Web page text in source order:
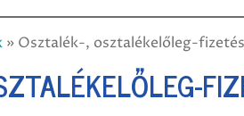
» Osztalék-, osztalékelőleg-